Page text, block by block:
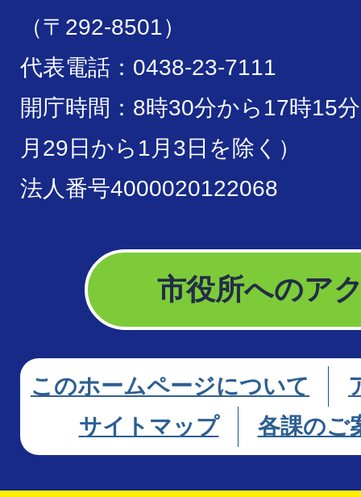
（〒292-8501）
代表電話：0438-23-7111
開庁時間：8時30分から17時15
月29日から1月3日を除く）
法人番号4000020122068
市役所へのア
このホームページについて
サイトマップ
各課のご